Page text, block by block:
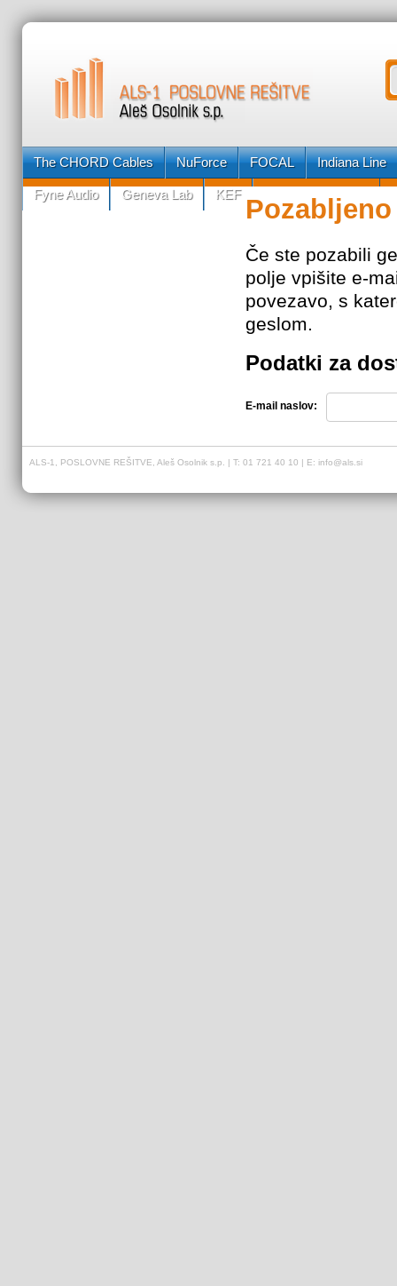
The CHORD Cables NuForce FOCAL Indiana Line
Fyne Audio Geneva Lab KEF
Če ste pozabili
polje vpišite e-
povezavo, s
geslom.
Podatki za
E-mail naslov:
ALS-1, POSLOVNE REŠITVE, Aleš Osolnik s.p. | T: 01 721 40 10 | E: info@als.si